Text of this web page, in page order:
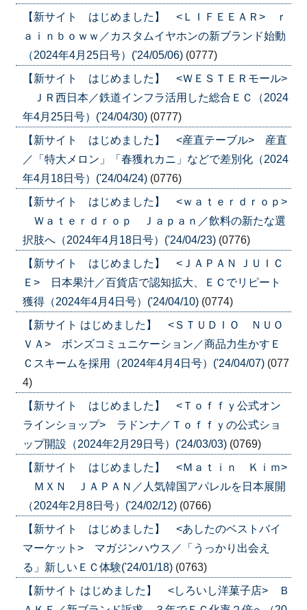
【新サイト はじめました】 <ＬＩＦＥＥＡＲ> ｒ
ａｉｎｂｏｗｗ／カスタムイヤホンの新ブランド始動
（2024年4月25日号）('24/05/06) (0777)
【新サイト はじめました】 <ＷＥＳＴＥＲモール>
ＪＲ西日本／鉄道インフラ活用した総合ＥＣ（2024
年4月25日号）('24/04/30) (0777)
【新サイト はじめました】 <産直テーブル> 産直
／「特大メロン」「春獲れカニ」などで差別化（2024
年4月18日号）('24/04/24) (0776)
【新サイト はじめました】 <ｗａｔｅｒｄｒｏｐ>
Ｗａｔｅｒｄｒｏｐ Ｊａｐａｎ／飲料の新たな選
択肢へ（2024年4月18日号）('24/04/23) (0776)
【新サイト はじめました】 <ＪＡＰＡＮ ＪＵＩＣ
Ｅ> 日本果汁／百貨店で認知拡大、ＥＣでリピート
獲得（2024年4月4日号）('24/04/10) (0774)
【新サイト はじめました】 <ＳＴＵＤＩＯ ＮＵＯ
ＶＡ> ボンズコミュニケーション／商品力生かすＥ
Ｃスキームを採用（2024年4月4日号）('24/04/07) (077
4)
【新サイト はじめました】 <Ｔｏｆｆｙ公式オン
ラインショップ> ラドンナ／Ｔｏｆｆｙの公式ショ
ップ開設（2024年2月29日号）('24/03/03) (0769)
【新サイト はじめました】 <Ｍａｔｉｎ Ｋｉｍ>
ＭＸＮ ＪＡＰＡＮ／人気韓国アパレルを日本展開
（2024年2月8日号）('24/02/12) (0766)
【新サイト はじめました】 <あしたのベストバイ
マーケット> マガジンハウス／「うっかり出会え
る」新しいＥＣ体験('24/01/18) (0763)
【新サイト はじめました】 <しろいし洋菓子店> Ｂ